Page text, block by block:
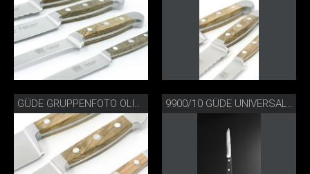
GÜDE GRUPPENFOTO OLIVE 9900/10 GÜDE UNIVERSALMESSER